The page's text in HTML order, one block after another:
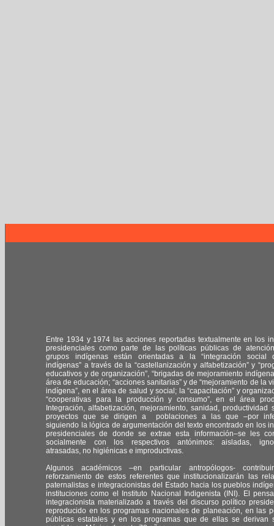
Entre 1934 y 1974 las acciones reportadas textualmente en los
presidenciales como parte de las políticas públicas de
grupos indígenas están orientadas a la “integración social
indígenas” a través de la “castellanización y alfabetización” y
educativos y de organización”, “brigadas de mejoramiento
área de educación; “acciones sanitarias” y de “mejoramiento de la
indígena”, en el área de salud y social; la “capacitación” y
“cooperativas para la producción y consumo”, en el área
Integración, alfabetización, mejoramiento, sanidad, productividad
proyectos que se dirigen a poblaciones a las que –por
siguiendo la lógica de argumentación del texto encontrado en los
presidenciales de donde se extrae esta información–se les
socialmente con los respectivos antónimos: aisladas,
atrasadas, no higiénicas e improductivas.
Algunos académicos –en particular antropólogos-
reforzamiento de estos referentes que institucionalizarán las
paternalistas e integracionistas del Estado hacia los pueblos
instituciones como el Instituto Nacional Indigenista (INI). El
integracionista materializado a través del discurso político
reproducido en los programas nacionales de planeación, en las
públicas estatales y en los programas que de ellas se derivan